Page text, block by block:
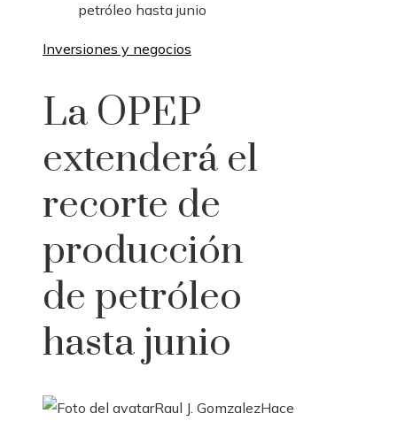
petróleo hasta junio
Inversiones y negocios
La OPEP
extenderá el
recorte de
producción
de petróleo
hasta junio
Raul J. GomzalezHace